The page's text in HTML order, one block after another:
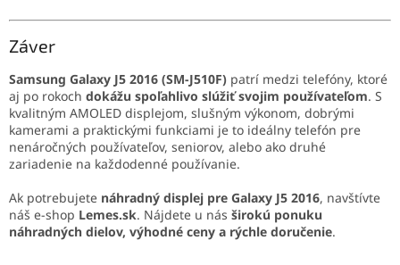
Záver
Samsung Galaxy J5 2016 (SM-J510F) patrí medzi telefóny, ktoré
aj po rokoch dokážu spoľahlivo slúžiť svojim používateľom. S
kvalitným AMOLED displejom, slušným výkonom, dobrými
kamerami a praktickými funkciami je to ideálny telefón pre
nenáročných používateľov, seniorov, alebo ako druhé
zariadenie na každodenné používanie.
Ak potrebujete náhradný displej pre Galaxy J5 2016, navštívte
náš e-shop Lemes.sk. Nájdete u nás širokú ponuku
náhradných dielov, výhodné ceny a rýchle doručenie.